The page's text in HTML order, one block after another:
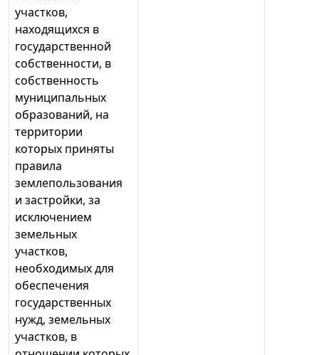
участков,
находящихся в
государственной
собственности, в
собственность
муниципальных
образований, на
территории
которых приняты
правила
землепользования
и застройки, за
исключением
земельных
участков,
необходимых для
обеспечения
государственных
нужд, земельных
участков, в